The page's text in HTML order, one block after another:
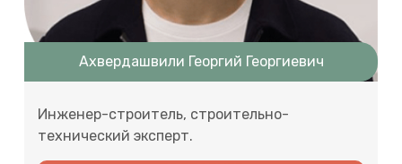
Ахвердашвили Георгий Георгиевич
Инженер-строитель, строительно-
технический эксперт.